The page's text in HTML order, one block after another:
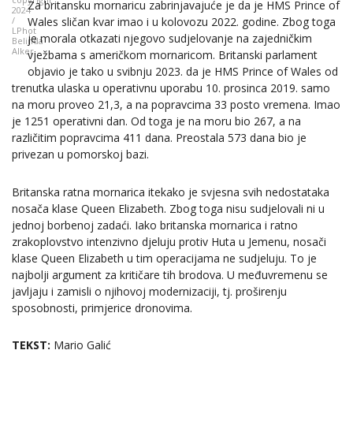
2024
/
LPhot
Belinda
Alker
Za britansku mornaricu zabrinjavajuće je da je HMS Prince of
Wales sličan kvar imao i u kolovozu 2022. godine. Zbog toga
je morala otkazati njegovo sudjelovanje na zajedničkim
vježbama s američkom mornaricom. Britanski parlament
objavio je tako u svibnju 2023. da je HMS Prince of Wales od
trenutka ulaska u operativnu uporabu 10. prosinca 2019. samo
na moru proveo 21,3, a na popravcima 33 posto vremena. Imao
je 1251 operativni dan. Od toga je na moru bio 267, a na
različitim popravcima 411 dana. Preostala 573 dana bio je
privezan u pomorskoj bazi.
Britanska ratna mornarica itekako je svjesna svih nedostataka
nosača klase Queen Elizabeth. Zbog toga nisu sudjelovali ni u
jednoj borbenoj zadaći. Iako britanska mornarica i ratno
zrakoplovstvo intenzivno djeluju protiv Huta u Jemenu, nosači
klase Queen Elizabeth u tim operacijama ne sudjeluju. To je
najbolji argument za kritičare tih brodova. U međuvremenu se
javljaju i zamisli o njihovoj modernizaciji, tj. proširenju
sposobnosti, primjerice dronovima.
TEKST: Mario Galić